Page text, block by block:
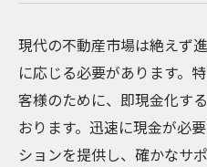
現代の不動産市場は絶えず
に応じる必要があります。
客様のために、即現金化す
おります。迅速に現金が必
ションを提供し、確かなサ